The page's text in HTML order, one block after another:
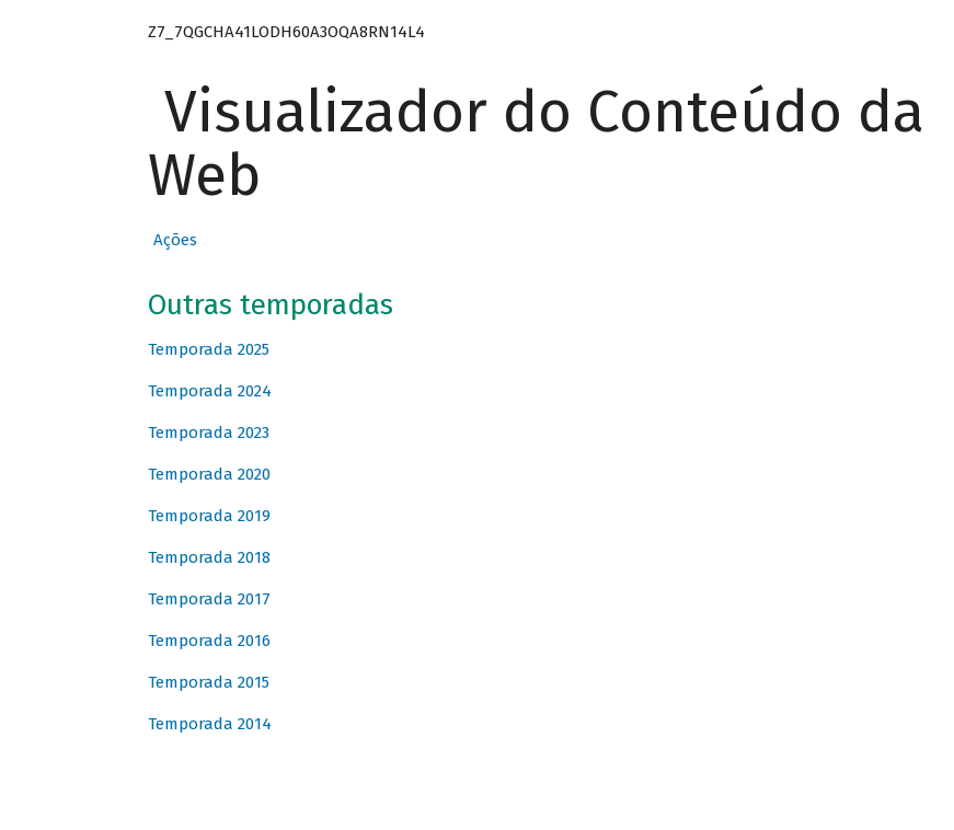
Z7_7QGCHA41LODH60A3OQA8RN14L4
Visualizador do Conteúdo da
Web
Ações
Outras temporadas
Temporada 2025
Temporada 2024
Temporada 2023
Temporada 2020
Temporada 2019
Temporada 2018
Temporada 2017
Temporada 2016
Temporada 2015
Temporada 2014